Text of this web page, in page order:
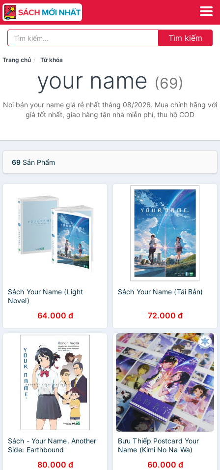
Tìm kiếm
Trang chủ Từ khóa
your name (69)
Nơi bán your name giá rẻ nhất tháng 08/2026. Mua chính hãng với
giá tốt nhất, giao hàng tận nhà miễn phí, thu hộ COD
69 Sản Phẩm
Sách Your Name (Light
Novel)
64.000 đ
Sách Your Name (Tái Bản)
72.000 đ
Sách - Your Name. Another
Side: Earthbound
80.000 đ
Bưu Thiếp Postcard Your
Name (Kimi No Na Wa)
60.000 đ